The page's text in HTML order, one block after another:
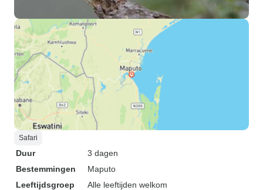
Safari
Duur
3 dagen
Bestemmingen
Maputo
Leeftijdsgroep
Alle leeftijden welkom